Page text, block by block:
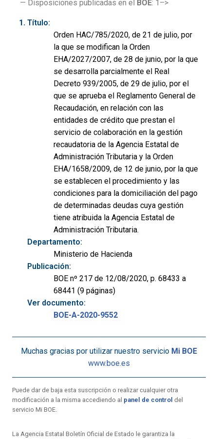
— Disposiciones publicadas en el BOE: 1–>
Título:
Orden HAC/785/2020, de 21 de julio, por
la que se modifican la Orden
EHA/2027/2007, de 28 de junio, por la que
se desarrolla parcialmente el Real
Decreto 939/2005, de 29 de julio, por el
que se aprueba el Reglamento General de
Recaudación, en relación con las
entidades de crédito que prestan el
servicio de colaboración en la gestión
recaudatoria de la Agencia Estatal de
Administración Tributaria y la Orden
EHA/1658/2009, de 12 de junio, por la que
se establecen el procedimiento y las
condiciones para la domiciliación del pago
de determinadas deudas cuya gestión
tiene atribuida la Agencia Estatal de
Administración Tributaria.
Departamento:
Ministerio de Hacienda
Publicación:
BOE nº 217 de 12/08/2020, p. 68433 a
68441 (9 páginas)
Ver documento:
BOE-A-2020-9552
Muchas gracias por utilizar nuestro servicio Mi BOE
www.boe.es
Puede dar de baja esta suscripción o realizar cualquier otra
modificación a la misma accediendo al panel de control del
servicio Mi BOE.
La Agencia Estatal Boletín Oficial de Estado le garantiza la